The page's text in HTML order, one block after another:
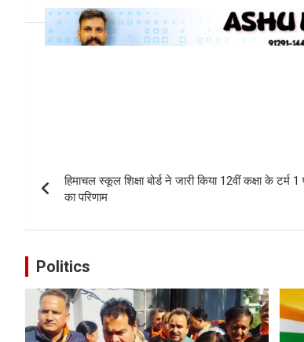
हिमाचल स्कूल शिक्षा बोर्ड ने जारी किया 12वीं कक्षा के टर्म 1
का परिणाम
Politics